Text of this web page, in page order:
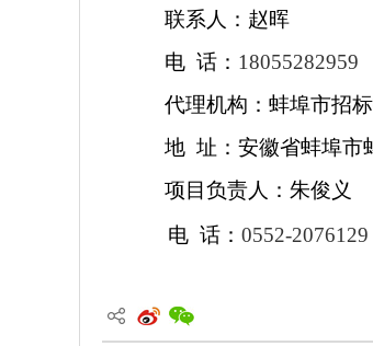
联系人：赵晖
电 话： 18055282959
代理机构：蚌埠市招
地 址：安徽省蚌埠市
项目负责人：朱俊义
电 话： 0552-2076129